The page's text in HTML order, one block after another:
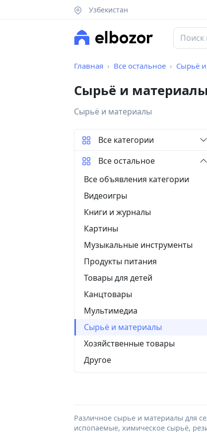
Узбекистан
Главная Все остальное Сырьё
Сырьё и
Сырьё и материалы
Все категории
Все остальное
Все объявления категории
Видеоигры
Книги и журналы
Картины
Музыкальные инструменты
Продукты питания
Товары для детей
Канцтовары
Мультимедиа
Сырьё и материалы
Хозяйственные товары
Другое
Различное сырье и материалы для
испопаемые, химическое сырьё,